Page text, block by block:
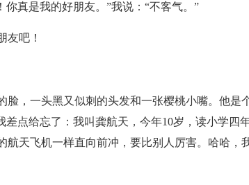
真是我的好朋友。”我说：“不客气。”
友吧！
脸，一头黑又似刺的头发和一张樱桃小嘴。他是
差点给忘了：我叫龚航天，今年10岁，读小学四
航天飞机一样直向前冲，要比别人厉害。哈哈，